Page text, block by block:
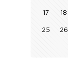
17 18
25 26